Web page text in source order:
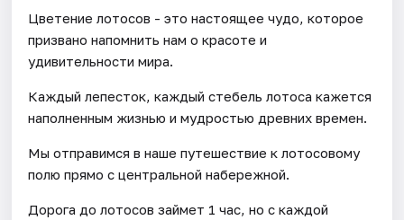
Цветение лотосов - это настоящее чудо, которое
призвано напомнить нам о красоте и
удивительности мира.
Каждый лепесток, каждый стебель лотоса кажется
наполненным жизнью и мудростью древних времен.
Мы отправимся в наше путешествие к лотосовому
полю прямо с центральной набережной.
Дорога до лотосов займет 1 час, но с каждой